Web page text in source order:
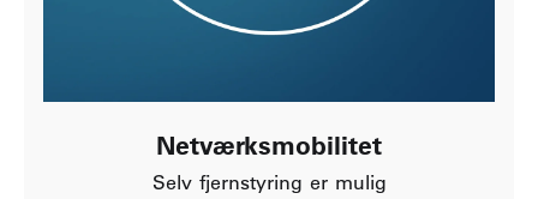
Netværksmobilitet
Selv fjernstyring er mulig